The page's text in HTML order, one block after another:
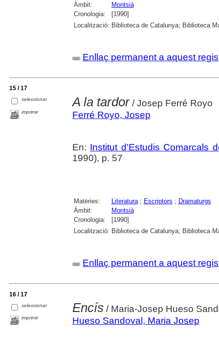
Àmbit:
Montsià
Cronologia:
[1990]
Localització: Biblioteca de Catalunya; Biblioteca
Enllaç permanent a aquest
15 / 17
seleccionar
imprimir
A la tardor/ Josep Ferré Royo
Ferré Royo, Josep
En: Institut d'Estudis Comarcals
1990), p. 57
Matèries: Literatura; Escriptors ; Dramaturgs
Àmbit:
Montsià
Cronologia:
[1990]
Localització: Biblioteca de Catalunya; Biblioteca
Enllaç permanent a aquest
16 / 17
seleccionar
imprimir
Encís/ Maria-Josep Hueso
Hueso Sandoval, Maria Josep